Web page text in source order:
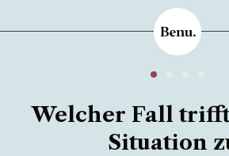
Welcher Fall
Situation